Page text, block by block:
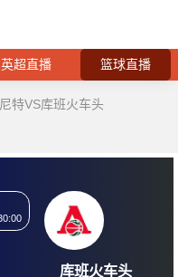
英超直播 篮球直播
特VS库班火车头
04 00:30:00